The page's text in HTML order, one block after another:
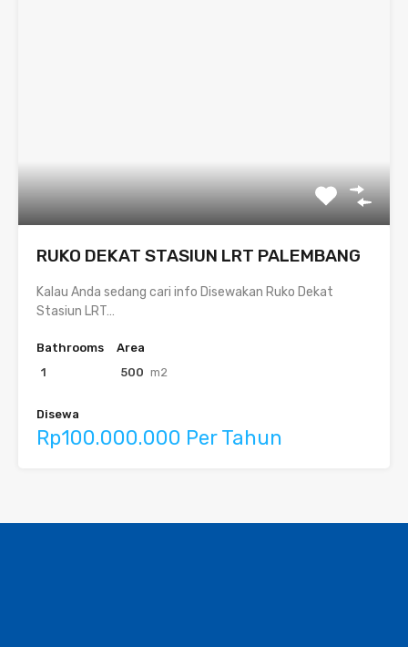
RUKO DEKAT STASIUN LRT PALEMBANG
Kalau Anda sedang cari info Disewakan Ruko Dekat
Stasiun LRT…
Bathrooms
1
Area
500 m2
Disewa
Rp100.000.000 Per Tahun